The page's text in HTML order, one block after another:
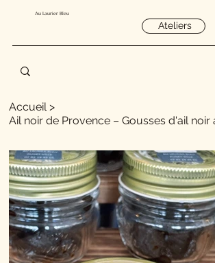
Au Laurier Bleu
Ateliers
Accueil >